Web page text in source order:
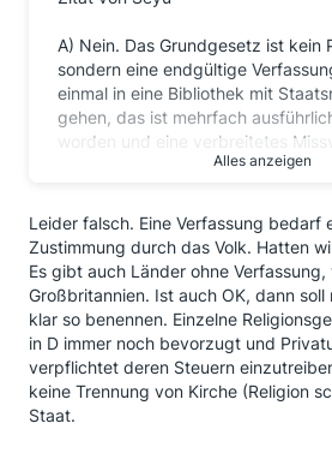
A) Nein. Das Grundgesetz ist kein
sondern eine endgültige
einmal in eine Bibliothek mit
gehen, das ist mehrfach
worden und eine verbreitetes
ursprünglich in der Tat daher der
etabliert.
B) Zwangssteuern sind es nicht.
zahlt jemand der Mitglied der
Ganz einfach. Tritt derjenige aus
zahlt er auch keine Kirchensteuer.
Religionsgemeinschaften werden
"Spenden" oder ähnliches zur
Alles anzeigen
Leider falsch. Eine Verfassung bedarf
Zustimmung durch das Volk. Hatten
Es gibt auch Länder ohne Verfassung,
Großbritannien. Ist auch OK, dann
klar so benennen. Einzelne
in D immer noch bevorzugt und
verpflichtet deren Steuern
keine Trennung von Kirche (Religion
Staat.